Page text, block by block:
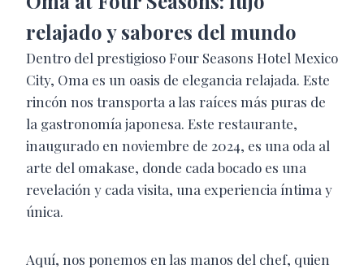
relajado y sabores del mundo
Dentro del prestigioso Four Seasons Hotel Mexico
City, Oma es un oasis de elegancia relajada. Este
rincón nos transporta a las raíces más puras de
la gastronomía japonesa. Este restaurante,
inaugurado en noviembre de 2024, es una oda al
arte del omakase, donde cada bocado es una
revelación y cada visita, una experiencia íntima y
única.
Aquí, nos ponemos en las manos del chef, quien